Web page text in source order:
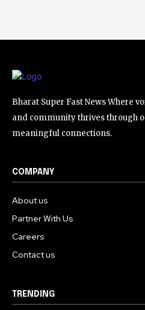
Bharat Super Fast News Where
and community thrives through
meaningful connections.
COMPANY
About us
Partner With Us
Careers
Contact us
TRENDING